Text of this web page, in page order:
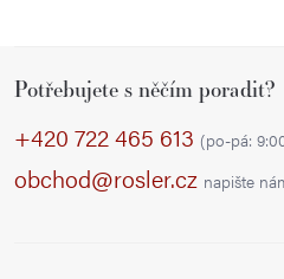
Potřebujete s něčím poradit?
+420 722 465 613 (po-pá:
obchod@rosler.cz napište